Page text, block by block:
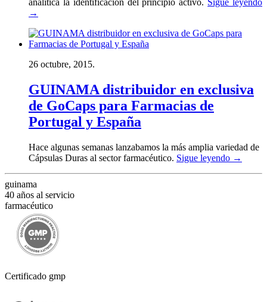
→
26 octubre, 2015.
GUINAMA distribuidor en exclusiva
de GoCaps para Farmacias de
Portugal y España
Hace algunas semanas lanzabamos la más amplia variedad de
Cápsulas Duras al sector farmacéutico. Sigue leyendo →
guinama
40 años al servicio
farmacéutico
Certificado gmp